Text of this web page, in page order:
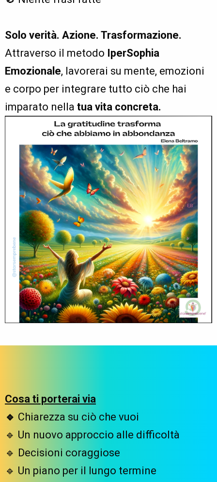
Solo verità. Azione. Trasformazione.
Attraverso il metodo IperSophia
Emozionale, lavorerai su mente, emozioni
e corpo per integrare tutto ciò che hai
imparato nella tua vita concreta.
Cosa ti porterai via
🔹 Chiarezza su ciò che vuoi
🔹 Un nuovo approccio alle difficoltà
🔹 Decisioni coraggiose
🔹 Un piano per il lungo termine